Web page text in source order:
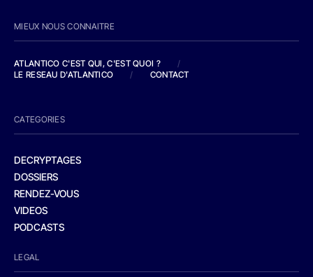
MIEUX NOUS CONNAITRE
ATLANTICO C'EST QUI, C'EST QUOI ?
/
LE RESEAU D'ATLANTICO
/ CONTACT
CATEGORIES
DECRYPTAGES
DOSSIERS
RENDEZ-VOUS
VIDEOS
PODCASTS
LEGAL